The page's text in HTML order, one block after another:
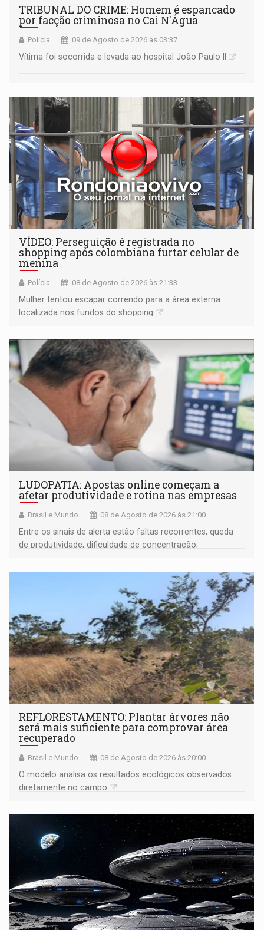
TRIBUNAL DO CRIME: Homem é espancado
por facção criminosa no Cai N'Água
Polícia 09 de Agosto de 2026 às 03:37
Vítima foi socorrida e levada ao hospital João Paulo II
VÍDEO: Perseguição é registrada no
shopping após colombiana furtar celular de
menina
Polícia 08 de Agosto de 2026 às 21:33
Mulher tentou escapar correndo para a área externa
localizada nos fundos do shopping
LUDOPATIA: Apostas online começam a
afetar produtividade e rotina nas empresas
Brasil e Mundo 08 de Agosto de 2026 às 21:00
Entre os sinais de alerta estão faltas recorrentes, queda
de produtividade, dificuldade de concentração,
REFLORESTAMENTO: Plantar árvores não
será mais suficiente para comprovar área
recuperado
Brasil e Mundo 08 de Agosto de 2026 às 20:00
O modelo analisa os resultados ecológicos observados
diretamente no campo